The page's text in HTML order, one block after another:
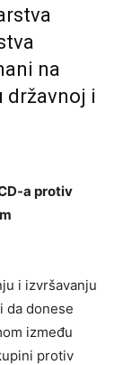
na
državnoj i
a protiv
i izvršavanju
da donese
između
protiv